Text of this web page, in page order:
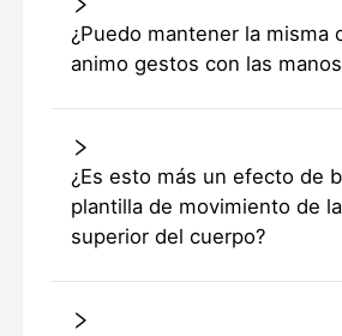
¿Puedo mantener la misma
animo gestos con las
¿Es esto más un efecto de
plantilla de movimiento de
superior del cuerpo?